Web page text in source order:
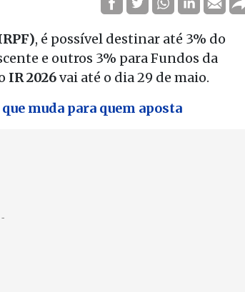
, é possível destinar até 3% do
e outros 3% para Fundos da
IR 2026vai até o dia 29 de maio.
muda para quem aposta